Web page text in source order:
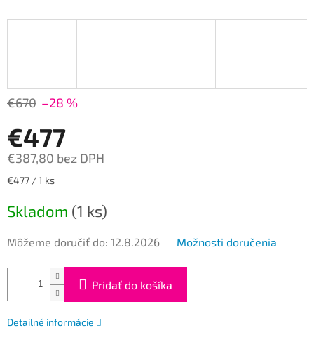
€670 –28 %
€477
€387,80 bez DPH
Jednotková
€477 / 1 ks
Skladom (1 ks)
Môžeme doručiť do: 12.8.2026 Možnosti doručenia
Pridať do košíka
Detailné informácie